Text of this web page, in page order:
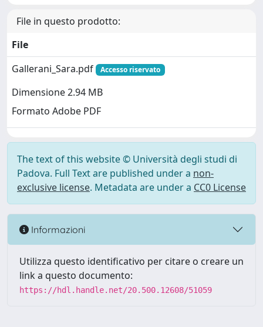
File in questo prodotto:
File
Gallerani_Sara.pdf
Accesso riservato
Dimensione 2.94 MB
Formato Adobe PDF
The text of this website © Università degli studi di
Padova. Full Text are published under a non-
exclusive license. Metadata are under a CC0 License
Informazioni
Utilizza questo identificativo per citare o creare un
link a questo documento:
https://hdl.handle.net/20.500.12608/51059